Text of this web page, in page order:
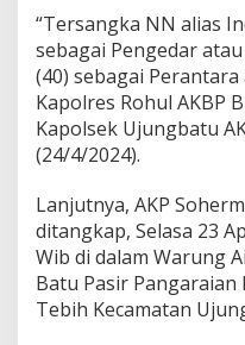
“Tersangka NN alias
sebagai Pengedar
(40) sebagai Perantara
Kapolres Rohul AKBP
Kapolsek Ujungbatu
(24/4/2024).
Lanjutnya, AKP
ditangkap, Selasa 23
Wib di dalam Warung
Batu Pasir Pangaraian
Tebih Kecamatan